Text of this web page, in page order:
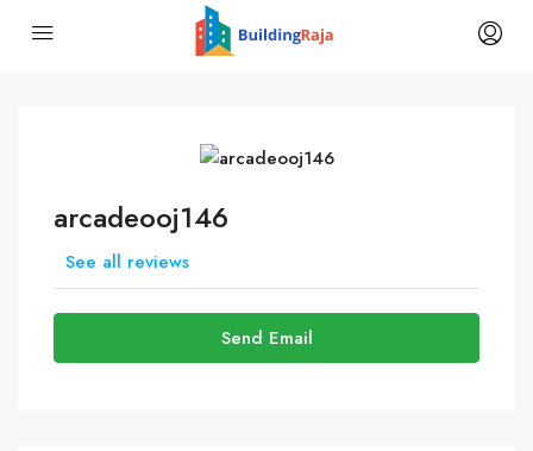
arcadeooj146
See all reviews
Send Email